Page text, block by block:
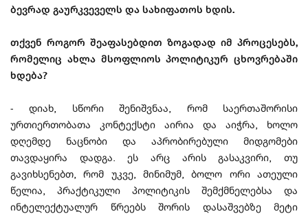
ბევრად გაურკვეველს და სახიფათოს ხდის.
თქვენ როგორ შეაფასებდით ზოგადად იმ პროცესებს,
რომელიც ახლა მსოფლიოს პოლიტიკურ ცხოვრებაში
ხდება?
- დიახ, სწორი შენიშვნაა, რომ საერთაშორისი
ურთიერთობათა კონტექსტი აირია და აიჭრა, ხოლო
დღემდე ნაცნობი და აპრობირებული მიდგომები
თავდაყირა დადგა. ეს არც არის გასაკვირი, თუ
გავიხსენებთ, რომ უკვე, მინიმუმ, ბოლო ორი ათეული
წელია, პრაქტიკული პოლიტიკის შემქმნელებსა და
ინტელექტუალურ წრეებს შორის დასაშვებზე მეტი